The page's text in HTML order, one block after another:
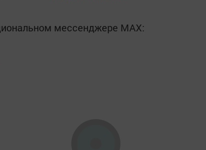
мессенджере MАХ: